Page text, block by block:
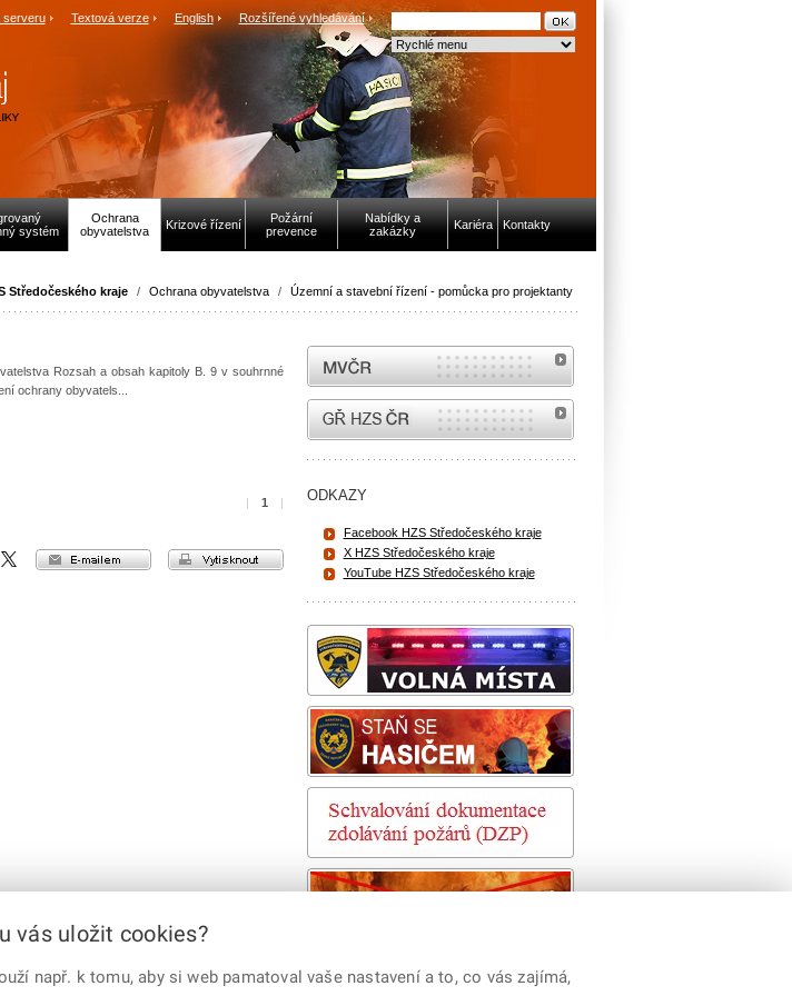
serveru Textová verze English Rozšířené vyhledávání
systém
Ochrana
obyvatelstva
Krizové řízení
Požární
prevence
Nabídky a
zakázky
Kariéra Kontakty
Středočeského kraje / Ochrana obyvatelstva / Územní a stavební řízení - pomůcka pro projektanty
Rozsah a obsah kapitoly B. 9 v souhrnné
ochrany obyvatels...
1
vytisknout
e-mailem
X
MVČR
internetové stránky Hasiči ČR
ODKAZY
Facebook HZS Středočeského kraje
X HZS Středočeského kraje
YouTube HZS Středočeského kraje
vás uložit cookies?
např. k tomu, aby si web pamatoval vaše nastavení a to, co vás zajímá,